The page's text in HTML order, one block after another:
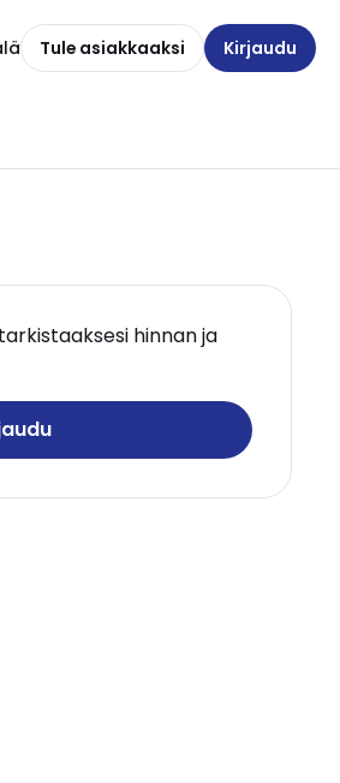
Tule asiakkaaksi Kirjaudu
hinnan ja